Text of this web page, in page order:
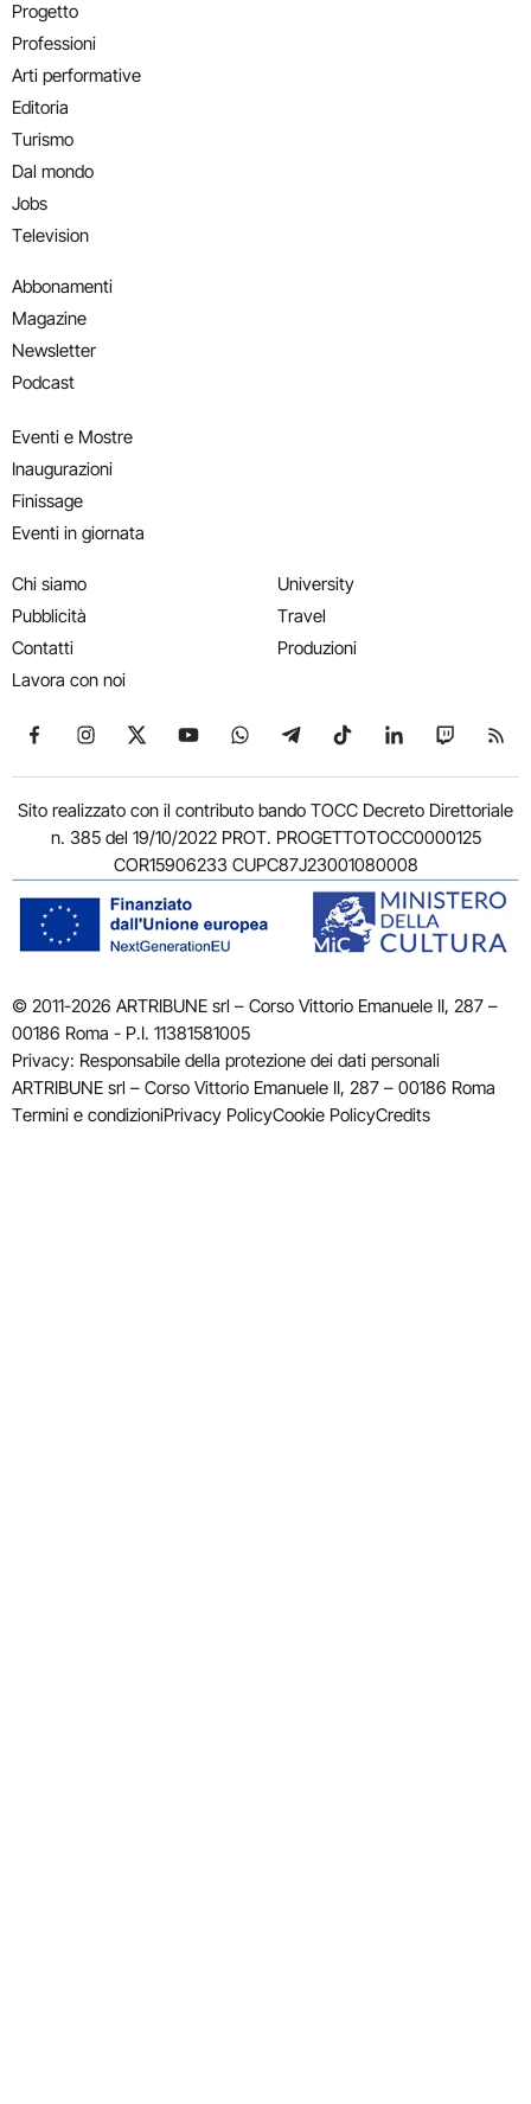
Progetto
Professioni
Arti performative
Editoria
Turismo
Dal mondo
Jobs
Television
Abbonamenti
Magazine
Newsletter
Podcast
Eventi e Mostre
Inaugurazioni
Finissage
Eventi in giornata
Chi siamo
Pubblicità
Contatti
Lavora con noi
University
Travel
Produzioni
Seguici su Facebook
Seguici su Instagram
Seguici su X
Seguici su YouTube
Seguici su WhatsApp
Seguici su Telegram
Seguici su TikTok
Seguici su
Seguici
Sito realizzato con il contributo bando TOCC Decreto Direttoriale
n. 385 del 19/10/2022 PROT. PROGETTOTOCC0000125
COR15906233 CUPC87J23001080008
© 2011-2026 ARTRIBUNE srl – Corso Vittorio Emanuele II, 287 –
00186 Roma - P.I. 11381581005
Privacy: Responsabile della protezione dei dati personali
ARTRIBUNE srl – Corso Vittorio Emanuele II, 287 – 00186 Roma
Termini e condizioniPrivacy PolicyCookie PolicyCredits